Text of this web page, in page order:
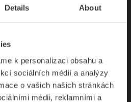
Details About
k personalizaci obsahu a
sociálních médií a analýzy
o vašich našich stránkách
médii, reklamními a
ABY DO
pri mletí na prázdno "ševelí",
seba všetko presne zapadá.
čakať od našich mlynčekov.